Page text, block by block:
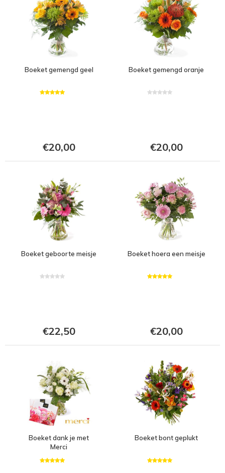
Boeket gemengd geel
€20,00
Boeket gemengd oranje
€20,00
Boeket geboorte meisje
€22,50
Boeket hoera een meisje
€20,00
Boeket dank je met
Merci
Boeket bont geplukt